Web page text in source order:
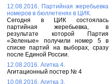
12.08.2016. Партийная жеребьевка
номеров в бюллетенях в ЦИК.
Сегодня в ЦИК состоялась
партийная жеребьевка, в
результате которой Партия
«Зеленые» получили номер 5 в
списке партий на выборах, сразу
после Единой России.
12.08.2016. Агитка 4.
Агитационный постер № 4
10.08.2016. Агитка 3.